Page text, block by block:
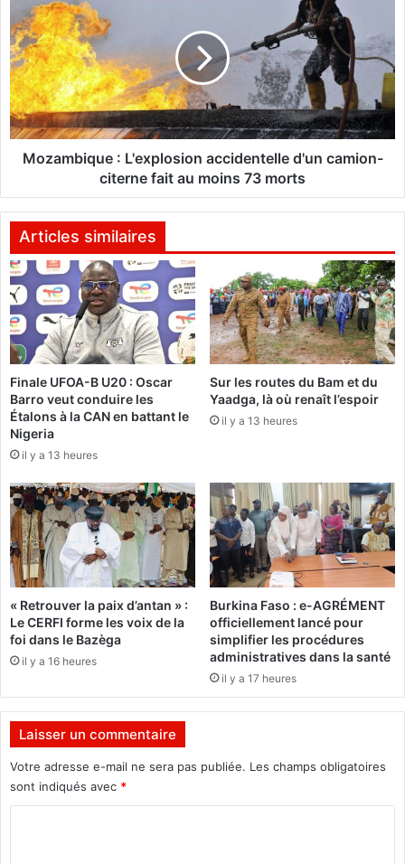
l
a
i
r
e
s
à
o
i
o
u
l
a
s
s
o
:
«
N
o
u
s
v
o
u
l
o
n
e
é
z
a
m
b
i
q
u
L
'
x
p
l
o
s
i
o
n
a
c
c
i
e
n
t
e
l
l
e
d
'
u
a
m
i
o
Mozambique : L'explosion accidentelle d'un camion-
citerne fait au moins 73 morts
Articles similaires
Finale UFOA-B U20 : Oscar
Barro veut conduire les
Étalons à la CAN en battant le
Nigeria
il y a 13 heures
Sur les routes du Bam et du
Yaadga, là où renaît l’espoir
il y a 13 heures
« Retrouver la paix d’antan » :
Le CERFI forme les voix de la
foi dans le Bazèga
il y a 16 heures
Burkina Faso : e-AGRÉMENT
officiellement lancé pour
simplifier les procédures
administratives dans la santé
il y a 17 heures
Laisser un commentaire
Votre adresse e-mail ne sera pas publiée. Les champs obligatoires
sont indiqués avec *